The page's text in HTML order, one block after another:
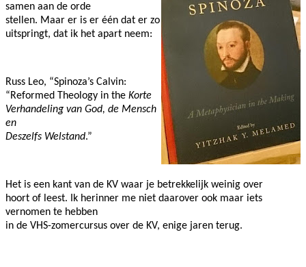
samen aan de orde
stellen. Maar er is er één dat er zo
uitspringt, dat ik het apart neem:
Russ Leo, “Spinoza’s Calvin:
“Reformed Theology in the Korte
Verhandeling van God, de Mensch
en
Deszelfs Welstand.”
Het is een kant van de KV waar je betrekkelijk weinig over
hoort of leest. Ik herinner me niet daarover ook maar iets
vernomen te hebben
in de VHS-zomercursus over de KV, enige jaren terug.